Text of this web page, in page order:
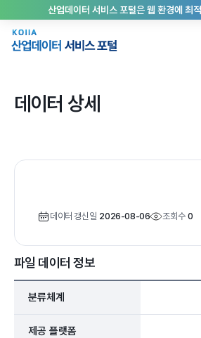
산업데이터 서비스 포털은 웹 환경에 최
데이터 상세
데이터 갱신일 2026-08-06 조회수 0
파일 데이터 정보
분류체계
제공 플랫폼